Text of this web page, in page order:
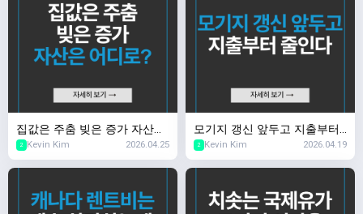
집값은 주춤 빚은 증가 자산은
어디로?
2 Kevin Kim 2026.04.25
모기지 갱신 앞두고 지출부터
줄인다
2 Kevin Kim 2026.04.19